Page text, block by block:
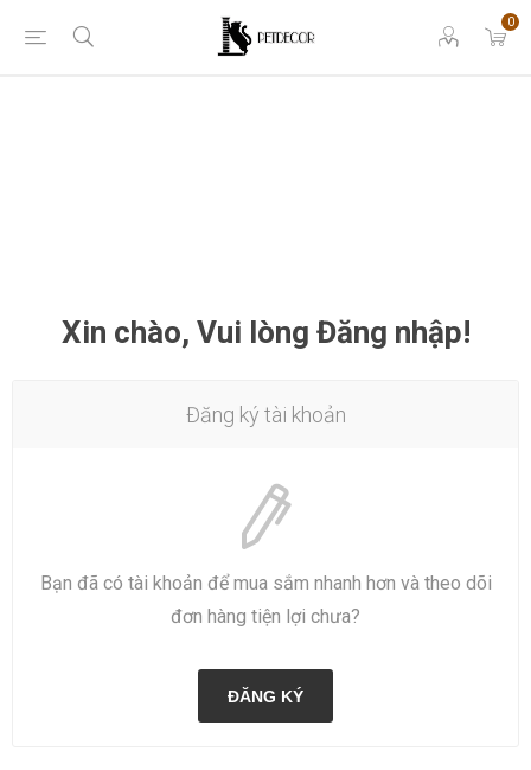
0
Xin chào, Vui lòng Đăng nhập!
Đăng ký tài khoản
Bạn đã có tài khoản để mua sắm nhanh hơn và theo dõi
đơn hàng tiện lợi chưa?
ĐĂNG KÝ